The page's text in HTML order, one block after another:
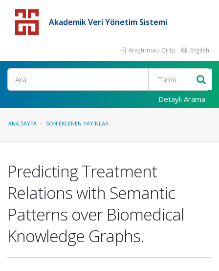
Akademik Veri Yönetim Sistemi
Araştırmacı Girişi English
Detaylı Arama
ANA SAYFA SON EKLENEN YAYINLAR
Predicting Treatment
Relations with Semantic
Patterns over Biomedical
Knowledge Graphs.